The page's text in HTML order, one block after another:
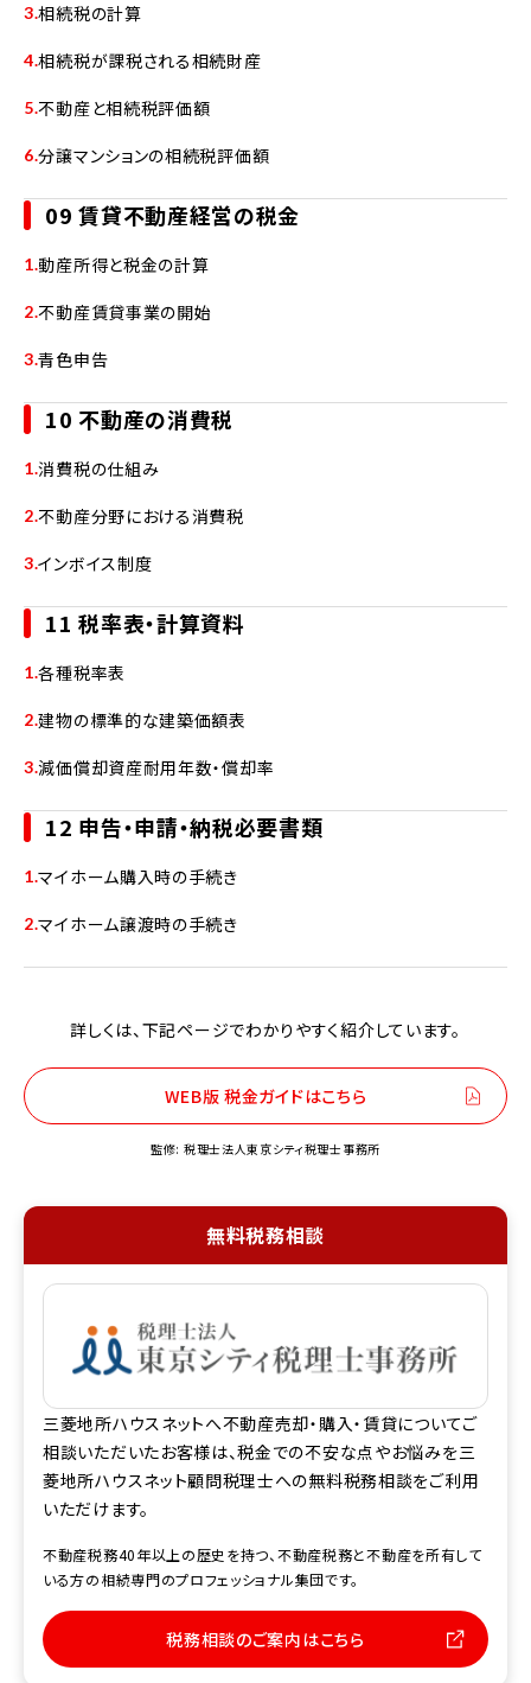
相続税の計算
相続税が課税される相続財産
不動産と相続税評価額
分譲マンションの相続税評価額
09 賃貸不動産経営の税金
動産所得と税金の計算
不動産賃貸事業の開始
青色申告
10 不動産の消費税
消費税の仕組み
不動産分野における消費税
インボイス制度
11 税率表・計算資料
各種税率表
建物の標準的な建築価額表
減価償却資産耐用年数・償却率
12 申告・申請・納税必要書類
マイホーム購入時の手続き
マイホーム譲渡時の手続き
詳しくは、下記ページでわかりやすく紹介しています。
WEB版 税金ガイドはこちら
監修: 税理士法人東京シティ税理士事務所
無料税務相談
三菱地所ハウスネットへ不動産売却・購入・賃貸についてご
相談いただいたお客様は、税金での不安な点やお悩みを三
菱地所ハウスネット顧問税理士への無料税務相談をご利用
いただけます。
不動産税務40年以上の歴史を持つ、不動産税務と不動産を所有して
いる方の相続専門のプロフェッショナル集団です。
税務相談のご案内はこちら